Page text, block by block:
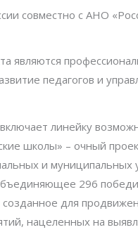
совместно с АНО
являются
педагогов и
линейку
школы» – очный
и муниципальных
296
для
нацеленных на